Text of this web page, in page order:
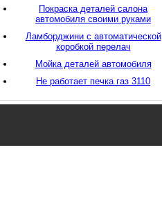
Покраска деталей салона
автомобиля своими руками
Ламборджини с автоматической
коробкой перелач
Мойка деталей автомобиля
Не работает печка газ 3110